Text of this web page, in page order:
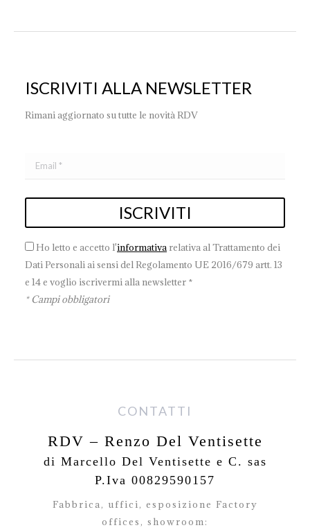
ISCRIVITI ALLA NEWSLETTER
Rimani aggiornato su tutte le novità RDV
Ho letto e accetto l'informativa relativa al Trattamento dei
Dati Personali ai sensi del Regolamento UE 2016/679 artt. 13
e 14 e voglio iscrivermi alla newsletter *
* Campi obbligatori
CONTATTI
RDV – Renzo Del Ventisette
di Marcello Del Ventisette e C. sas
P.Iva 00829590157
Fabbrica, uffici, esposizione Factory
offices, showroom: